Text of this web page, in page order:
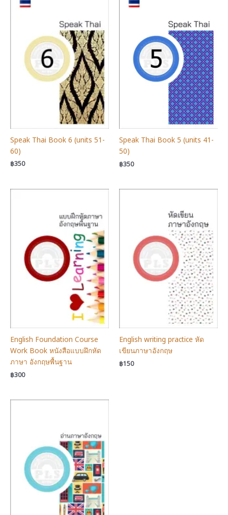
Speak Thai Book 6 (units 51-
60)
฿350
Speak Thai Book 5 (units 41-
50)
฿350
English Foundation Course
Work Book หนังสือแบบฝึกหัด
ภาษา อังกฤษพื้นฐาน
฿300
English writing practice หัด
เขียนภาษาอังกฤษ
฿150